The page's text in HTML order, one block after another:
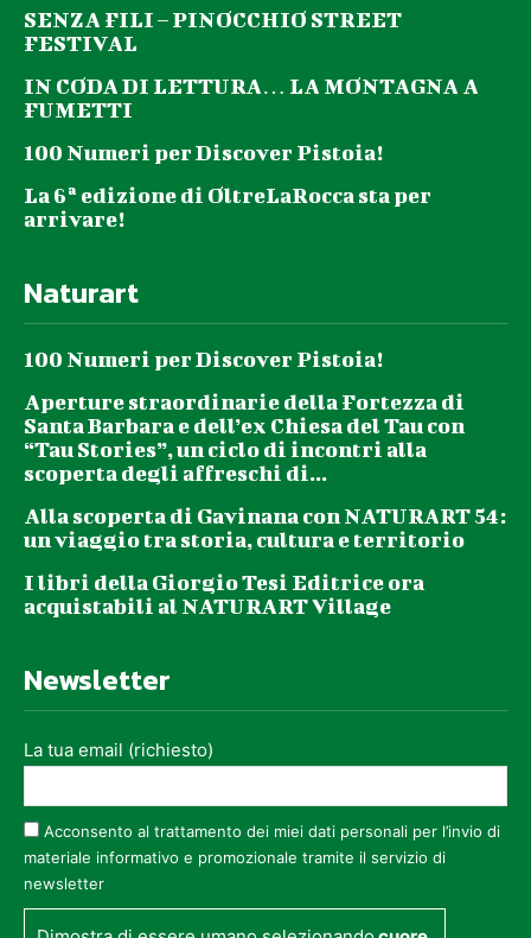
SENZA FILI – PINOCCHIO STREET
FESTIVAL
IN CODA DI LETTURA… LA MONTAGNA A
FUMETTI
100 Numeri per Discover Pistoia!
La 6ª edizione di OltreLaRocca sta per
arrivare!
Naturart
100 Numeri per Discover Pistoia!
Aperture straordinarie della Fortezza di
Santa Barbara e dell’ex Chiesa del Tau con
“Tau Stories”, un ciclo di incontri alla
scoperta degli affreschi di...
Alla scoperta di Gavinana con NATURART 54:
un viaggio tra storia, cultura e territorio
I libri della Giorgio Tesi Editrice ora
acquistabili al NATURART Village
Newsletter
La tua email (richiesto)
Acconsento al trattamento dei miei dati personali per l’invio di
materiale informativo e promozionale tramite il servizio di
newsletter